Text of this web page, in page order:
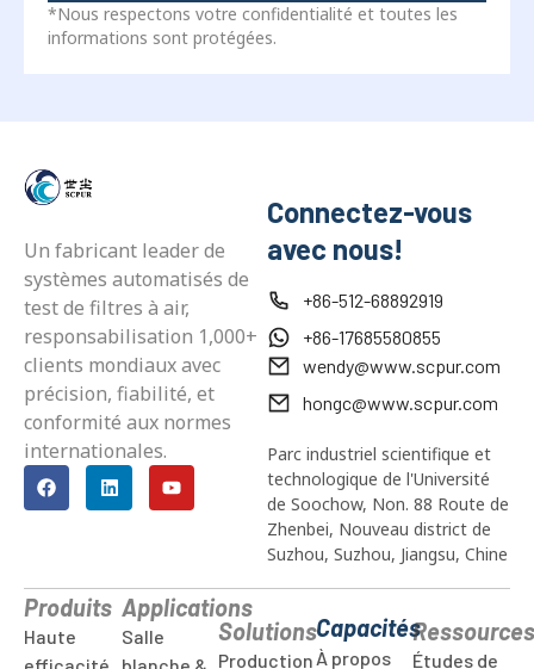
*Nous respectons votre confidentialité et toutes les
informations sont protégées.
Un fabricant leader de
systèmes automatisés de
test de filtres à air,
responsabilisation 1,000+
clients mondiaux avec
précision, fiabilité, et
conformité aux normes
internationales.
Connectez-vous
avec nous!
+86-512-68892919
+86-17685580855
wendy@www.scpur.com
hongc@www.scpur.com
Parc industriel scientifique et
technologique de l'Université
de Soochow, Non. 88 Route de
Zhenbei, Nouveau district de
Suzhou, Suzhou, Jiangsu, Chine
Produits
Haute
Applications
Salle
Solutions
Production
Capacités
À propos
Études de